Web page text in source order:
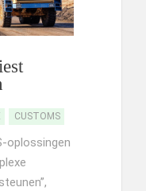
CUSTOMS
oplossingen